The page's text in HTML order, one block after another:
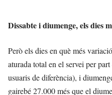
Dissabte i diumenge, els dies
Però els dies en què més
aturada total en el servei per
usuaris de diferència), i
gairebé 27.000 més que el